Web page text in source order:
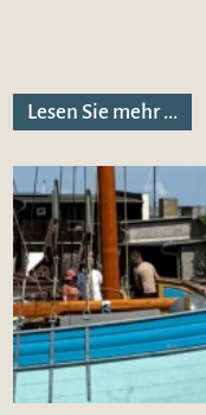
Lesen Sie mehr ...